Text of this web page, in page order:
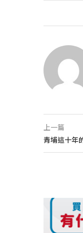
上一篇
青埔這十年